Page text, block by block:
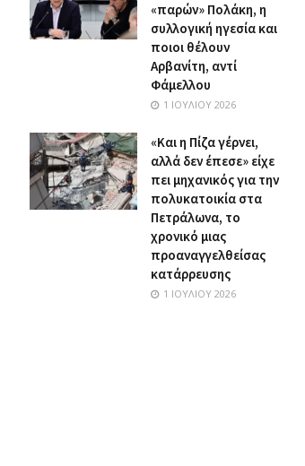
«παρών» Πολάκη, η
συλλογική ηγεσία και
ποιοι θέλουν
Αρβανίτη, αντί
Φάμελλου
1 ΙΟΥΛΊΟΥ 2026
«Και η Πίζα γέρνει,
αλλά δεν έπεσε» είχε
πει μηχανικός για την
πολυκατοικία στα
Πετράλωνα, το
χρονικό μιας
προαναγγελθείσας
κατάρρευσης
1 ΙΟΥΛΊΟΥ 2026